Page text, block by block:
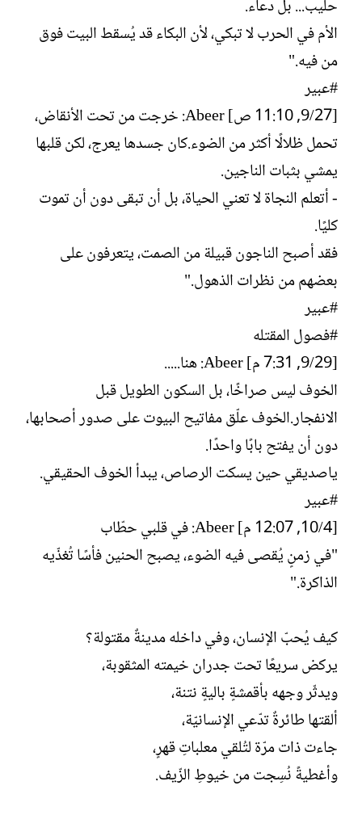
حليب... بل دعاء.
الأم في الحرب لا تبكي، لأن البكاء قد يُسقط البيت فوق
من فيه."
#عبير
[27/‏9, 11:10 ص] Abeer: خرجت من تحت الأنقاض،
تحمل ظلالًا أكثر من الضوء.كان جسدها يعرج، لكن قلبها
يمشي بثبات الناجين.
- أتعلم النجاة لا تعني الحياة، بل أن تبقى دون أن تموت
كليًا.
فقد أصبح الناجون قبيلة من الصمت، يتعرفون على
بعضهم من نظرات الذهول."
#عبير
#فصول المقتله
[29/‏9, 7:31 م] Abeer: هنا.....
الخوف ليس صراخًا، بل السكون الطويل قبل
الانفجار.الخوف علّق مفاتيح البيوت على صدور أصحابها،
دون أن يفتح بابًا واحدًا.
ياصديقي حين يسكت الرصاص، يبدأ الخوف الحقيقي.
#عبير
[4/‏10, 12:07 م] Abeer: في قلبي حطّاب
"في زمنٍ يُقصى فيه الضوء، يصبح الحنين فأسًا تُغذّيه
الذاكرة."
كيف يُحبّ الإنسان، وفي داخله مدينةٌ مقتولة؟
يركض سريعًا تحت جدران خيمته المثقوبة،
ويدثّر وجهه بأقمشةٍ باليةٍ نتنة،
ألقتها طائرةٌ تدّعي الإنسانيّة،
جاءت ذات مرّة لتُلقي معلباتِ قهرٍ،
وأغطيةً نُسِجت من خيوطِ الزّيف.